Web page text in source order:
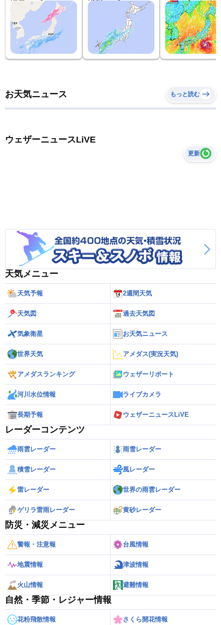
お天気ニュース もっと読む
ウェザーニュースLiVE
更新
天気メニュー
天気予報 2週間天気
天気図 過去天気図
気象衛星 お天気ニュース
世界天気 アメダス(実況天気)
アメダスランキング ウェザーリポート
河川水位情報 ライブカメラ
長期予報 ウェザーニュースLiVE
レーダーコンテンツ
雨雲レーダー 雨雪レーダー
積雪レーダー 風レーダー
雷レーダー 世界の雨雲レーダー
ゲリラ雷雨レーダー 黄砂レーダー
防災・減災メニュー
警報・注意報 台風情報
地震情報 津波情報
火山情報 避難情報
自然・季節・レジャー情報
花粉飛散情報 さくら開花情報